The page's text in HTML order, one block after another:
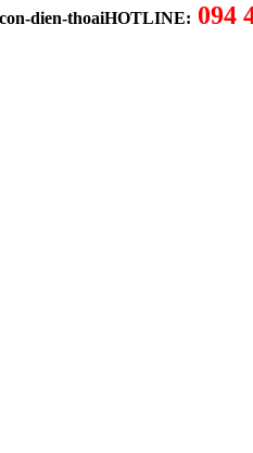
HOTLINE: 094